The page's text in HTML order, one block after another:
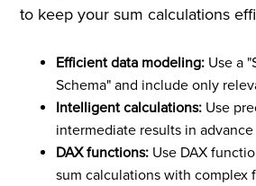
to keep your sum calculations
Efficient data modeling: Use a
Schema" and include only
Intelligent calculations: Use
intermediate results in
DAX functions: Use DAX
sum calculations with complex